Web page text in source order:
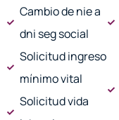
Cambio de nie a
dni seg social
Solicitud ingreso
mínimo vital
Solicitud vida